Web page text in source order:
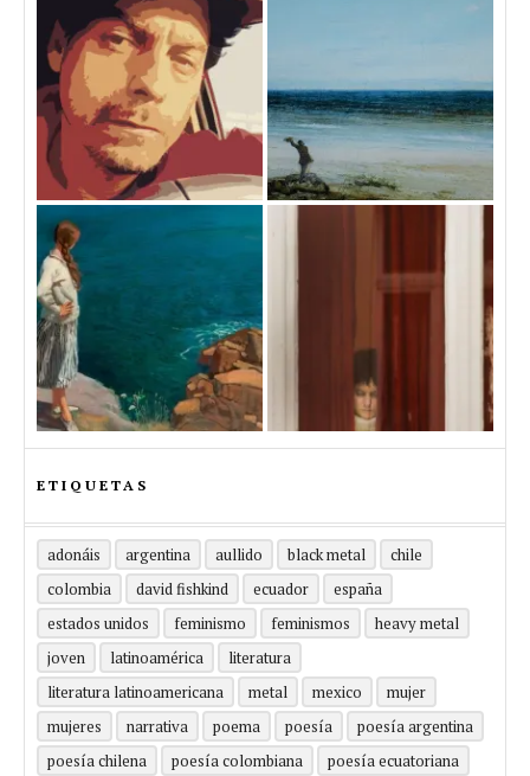
ETIQUETAS
adonáis argentina aullido black metal
chile
colombia
david fishkind ecuador
españa
estados unidos
feminismo feminismos
heavy metal
joven
latinoamérica
literatura
literatura latinoamericana
metal mexico
mujer
mujeres
narrativa poema poesía
poesía argentina
poesía chilena
poesía colombiana
poesía ecuatoriana